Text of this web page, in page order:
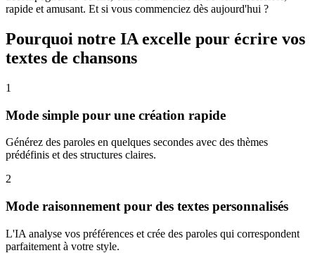
rapide et amusant. Et si vous commenciez dès aujourd'hui ?
Pourquoi notre IA excelle pour écrire vos
textes de chansons
1
Mode simple pour une création rapide
Générez des paroles en quelques secondes avec des thèmes
prédéfinis et des structures claires.
2
Mode raisonnement pour des textes personnalisés
L'IA analyse vos préférences et crée des paroles qui correspondent
parfaitement à votre style.